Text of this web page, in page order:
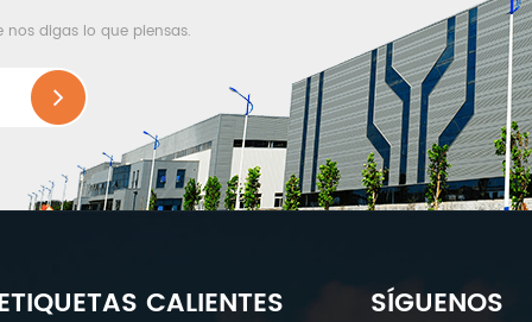
digas lo que piensas.
CALIENTES SÍGUENOS